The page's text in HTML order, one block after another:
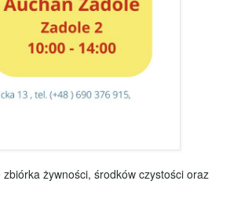
żywności, środków czystości oraz